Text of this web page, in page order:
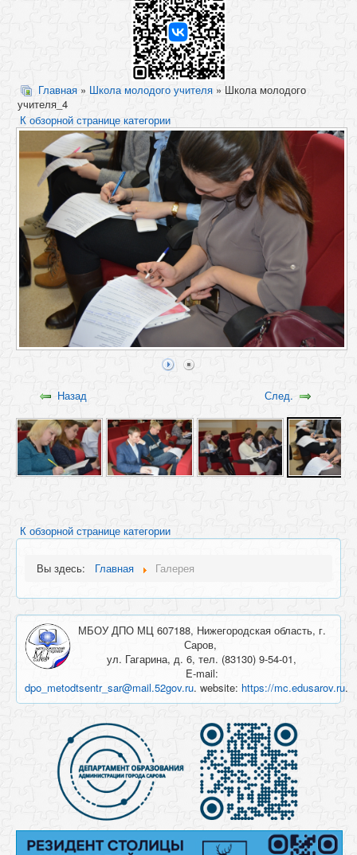
Главная » Школа молодого учителя » Школа молодого
учителя_4
К обзорной странице категории
Назад След.
К обзорной странице категории
Вы здесь: Главная Галерея
МБОУ ДПО МЦ 607188, Нижегородская область, г.
Саров,
ул. Гагарина, д. 6, тел. (83130) 9-54-01,
E-mail:
dpo_metodtsentr_sar@mail.52gov.ru. website: https://mc.edusarov.ru.